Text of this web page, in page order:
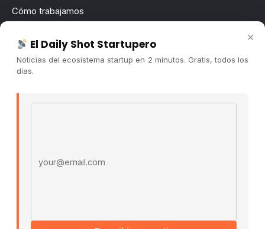
Cómo trabajamos
Contacto
Publicidad
Es La Hora de Aprender ↗
×
El Daily Shot Startupero
Noticias del ecosistema startup en 2 minutos. Gratis, todos los
días.